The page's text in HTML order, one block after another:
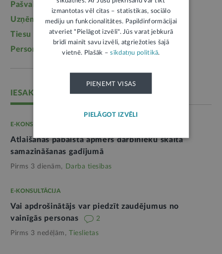
Pašvaldības(2217) Uzturlīdzekļi(1457)
Uzņēmējdarbība (1355) Ģimene(1241)
Tiesu sistēma(1099) Izglītība(1095)
Personas dati
(1052)
IESAKĀM
E-KONSULTĀCIJA
Atlaišanas pabalsta apmērs darbinieku skaita
samazināšanas gadījumā
Pirms 3 dienām, Darba tiesības
E-KONSULTĀCIJA
Vai apdrošinātājs var piedzīt zaudējumus no
vainīgās personas
2
Pirms 3 nedēļām, Tieslietas
izmantotas vēl citas – statistikas, sociālo
mediju un funkcionalitātes. Papildinformācijai
atveriet "Pielāgot izvēli". Jūs varat jebkurā
brīdī mainīt savu izvēli, atgriežoties šajā
vietnē. Plašāk –sīkdatņu politikā.
PIEŅEMT VISAS
PIELĀGOT IZVĒLI